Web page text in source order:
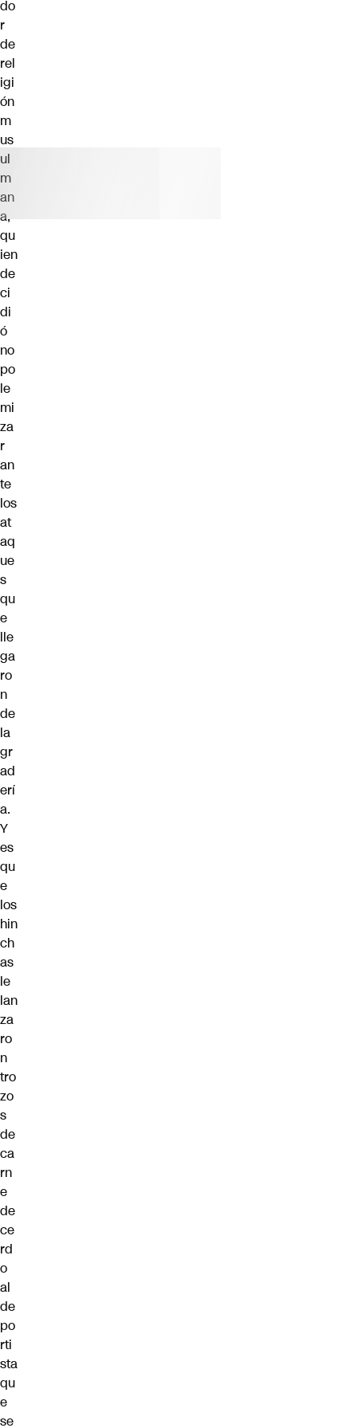
do
r
de
rel
igi
ón
m
us
ul
m
an
a,
qu
ien
de
ci
di
ó
no
po
le
mi
za
r
an
te
los
at
aq
ue
s
qu
e
lle
ga
ro
n
de
la
gr
ad
erí
a.
Y
es
qu
e
los
hin
ch
as
le
lan
za
ro
n
tro
zo
s
de
ca
rn
e
de
ce
rd
o
al
de
po
rti
sta
qu
e
se